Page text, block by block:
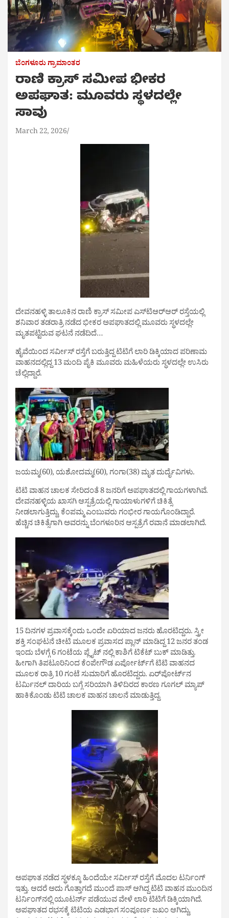
ಬೆಂಗಳೂರು ಗ್ರಾಮಾಂತರ
ರಾಣಿ ಕ್ರಾಸ್ ಸಮೀಪ ಭೀಕರ
ಅಪಘಾತ: ಮೂವರು ಸ್ಥಳದಲ್ಲೇ
ಸಾವು
March 22, 2026
ದೇವನಹಳ್ಳಿ ತಾಲೂಕಿನ ರಾಣಿ ಕ್ರಾಸ್ ಸಮೀಪ ಎಸ್‌ಟಿಆರ್‌ಆರ್ ರಸ್ತೆಯಲ್ಲಿ
ಶನಿವಾರ ತಡರಾತ್ರಿ ನಡೆದ ಭೀಕರ ಅಪಘಾತದಲ್ಲಿ ಮೂವರು ಸ್ಥಳದಲ್ಲೇ
ಮೃತಪಟ್ಟಿರುವ ಘಟನೆ ನಡೆದಿದೆ…
ಹೈವೆಯಿಂದ ಸರ್ವೀಸ್ ರಸ್ತೆಗೆ‌ ಬರುತ್ತಿದ್ದ ಟಿಟಿಗೆ ಲಾರಿ ಡಿಕ್ಕಿಯಾದ ಪರಿಣಾಮ
ವಾಹನದಲ್ಲಿದ್ದ 13 ಮಂದಿ ಪೈಕಿ ಮೂವರು ಮಹಿಳೆಯರು ಸ್ಥಳದಲ್ಲೇ ಉಸಿರು
ಚೆಲ್ಲಿದ್ದಾರೆ.
ಜಯಮ್ಮ(60), ಯಶೋದಮ್ಮ(60), ಗಂಗಾ(38) ಮೃತ ದುರ್ದೈವಿಗಳು.
ಟಿಟಿ ವಾಹನ ಚಾಲಕ ಸೇರಿದಂತೆ 8 ಜನರಿಗೆ ಅಪಘಾತದಲ್ಲಿ ಗಾಯಗಳಾಗಿವೆ.
ದೇವನಹಳ್ಳಿಯ ಖಾಸಗಿ ಆಸ್ಪತ್ರೆಯಲ್ಲಿ ಗಾಯಾಳುಗಳಿಗೆ ಚಿಕಿತ್ಸೆ
ನೀಡಲಾಗುತ್ತಿದ್ದು, ಕೆಂಪಮ್ಮ‌ ಎಂಬುವರು ಗಂಭೀರ ಗಾಯಗೊಂಡಿದ್ದಾರೆ.
ಹೆಚ್ಚಿನ ಚಿಕಿತ್ಸೆಗಾಗಿ ಅವರನ್ನು ಬೆಂಗಳೂರಿನ ಆಸ್ಪತ್ರೆಗೆ ರವಾನೆ ಮಾಡಲಾಗಿದೆ.
15 ದಿನಗಳ ಪ್ರವಾಸಕ್ಕೆಂದು ಒಂದೇ ಏರಿಯಾದ ಜನರು ಹೊರಟಿದ್ದರು. ಸ್ತ್ರೀ
ಶಕ್ತಿ ಸಂಘಟನೆ ಚೀಟಿ ಮೂಲಕ‌ ಪ್ರವಾಸದ ಪ್ಲಾನ್ ಮಾಡಿದ್ದ 12 ಜನರ ತಂಡ
ಇಂದು ಬೆಳಗ್ಗೆ 6 ಗಂಟೆಯ ಪ್ಲೈಟ್ ನಲ್ಲಿ ಕಾಶಿಗೆ ಟಿಕೆಟ್ ಬುಕ್ ಮಾಡಿತ್ತು.
ಹೀಗಾಗಿ ತಿಪಟೂರಿನಿಂದ ಕೆಂಪೇಗೌಡ ಏರ್ಪೋರ್ಟ್​​ಗೆ ಟಿಟಿ ವಾಹನದ
ಮೂಲಕ ರಾತ್ರಿ 10 ಗಂಟೆ ಸುಮಾರಿಗೆ ಹೊರಟಿದ್ದರು. ಏರ್​​ಪೋರ್ಟ್​​ನ
ಟರ್ಮಿನಲ್​​ ದಾರಿಯ ಬಗ್ಗೆ ಸರಿಯಾಗಿ ತಿಳಿದಿರದ ಕಾರಣ ಗೂಗಲ್ ಮ್ಯಾಪ್
ಹಾಕಿಕೊಂಡು ಟಿಟಿ ಚಾಲಕ ವಾಹನ ಚಾಲನೆ ಮಾಡುತ್ತಿದ್ದ.
ಅಪಘಾತ ನಡೆದ ಸ್ಥಳಕ್ಕೂ ಹಿಂದೆಯೇ ಸರ್ವೀಸ್​​ ರಸ್ತೆಗೆ ಮೊದಲ ಟರ್ನಿಂಗ್
ಇತ್ತು. ಆದರೆ ಅದು ಗೊತ್ತಾಗದೆ ಮುಂದೆ ಪಾಸ್ ಆಗಿದ್ದ ಟಿಟಿ ವಾಹನ ಮುಂದಿನ
ಟರ್ನಿಂಗ್​​ನಲ್ಲಿ ಯೂಟರ್ನ್​​ ಪಡೆಯುವ ವೇಳೆ ಲಾರಿ ಟಿಟಿಗೆ ಡಿಕ್ಕಿಯಾಗಿದೆ.
ಅಪಘಾತದ ರಭಸಕ್ಕೆ ಟಿಟಿಯ ಎಡಭಾಗ ಸಂಪೂರ್ಣ ಜಖಂ ಆಗಿದ್ದು,